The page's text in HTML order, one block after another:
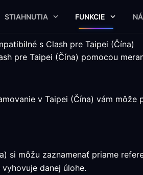
STIAHNUTIA FUNKCIE
s Clash pre Taipei (Čína)
pre Taipei (Čína) pomocou
v Taipei (Čína) vám
si môžu zaznamenať priame
danej úlohe.